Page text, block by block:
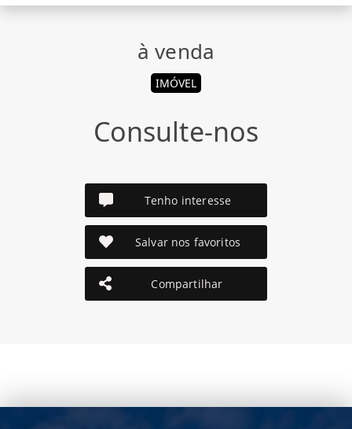
à venda
IMÓVEL
Consulte-nos
Tenho interesse
Salvar nos favoritos
Compartilhar